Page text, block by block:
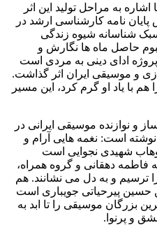
به مراحل تولید این اثر
نامه کارشناسی ارشد در
شناسانه شیوه زندگی
حاصل ماه ها نگارش و
ادای دینی به مردی است
و موسیقی ایران اثر گذاشت.
با یاد او گرم کرد، این مسیر
و نوازنده موسیقی ایرانی در
نوشته است: نغمه هایی آرام و
شهیدی نجوایی است
فاطمه دهقانی و گروه همراه،
را ترسیم و به دل می نشانند. هم
حسین پیرحیاتی جویباری است
بزرگان موسیقی را تا ابد به
و پرنوا.